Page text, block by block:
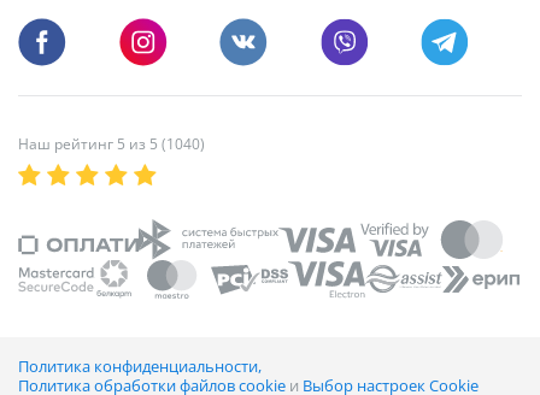
Пишите и звоните нам в будние дни с 8:00 до 20:00.
Наш рейтинг 5 из 5 (1040)
Политика конфиденциальности,
Политика обработки файлов cookie и Выбор настроек Cookie